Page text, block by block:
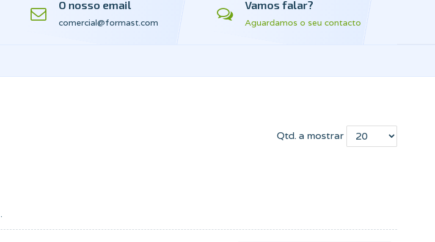
O nosso email
comercial@formast.com
Vamos falar?
Aguardamos o seu contacto
Qtd. a mostrar
.